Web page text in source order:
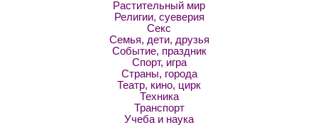
Растительный мир
Религии, суеверия
Секс
Семья, дети, друзья
Событие, праздник
Спорт, игра
Страны, города
Театр, кино, цирк
Техника
Транспорт
Учеба и наука